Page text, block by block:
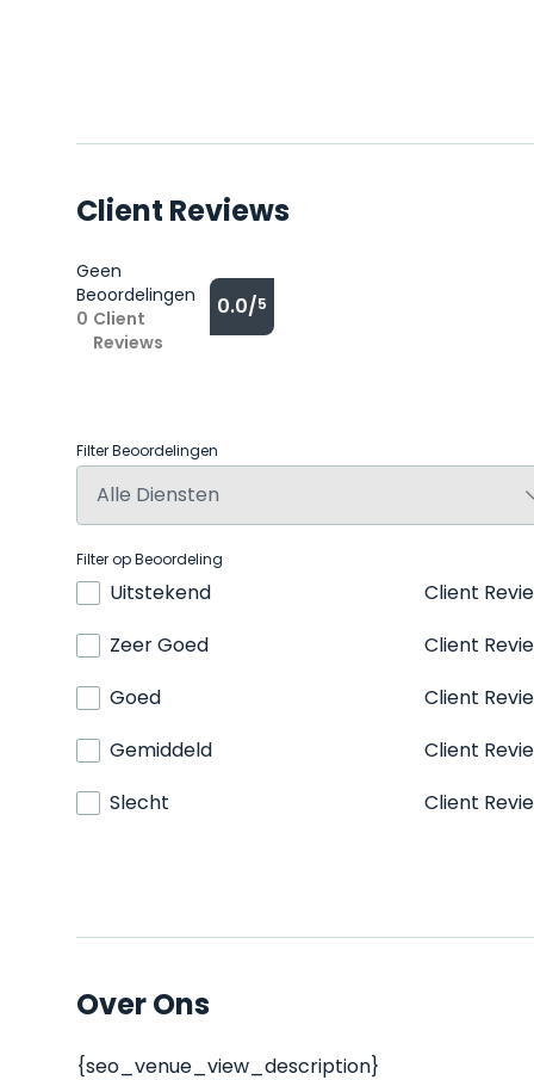
Client Reviews
Geen
Beoordelingen
0 Client
Reviews
0.0/5
Filter Beoordelingen
Filter op Beoordeling
Uitstekend
Client
Zeer Goed
Client
Goed
Client
Gemiddeld
Client
Slecht
Client
Over Ons
{seo_venue_view_description}